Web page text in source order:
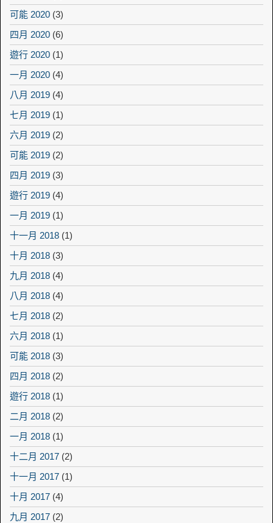
可能 2020 (3)
四月 2020 (6)
遊行 2020 (1)
一月 2020 (4)
八月 2019 (4)
七月 2019 (1)
六月 2019 (2)
可能 2019 (2)
四月 2019 (3)
遊行 2019 (4)
一月 2019 (1)
十一月 2018 (1)
十月 2018 (3)
九月 2018 (4)
八月 2018 (4)
七月 2018 (2)
六月 2018 (1)
可能 2018 (3)
四月 2018 (2)
遊行 2018 (1)
二月 2018 (2)
一月 2018 (1)
十二月 2017 (2)
十一月 2017 (1)
十月 2017 (4)
九月 2017 (2)